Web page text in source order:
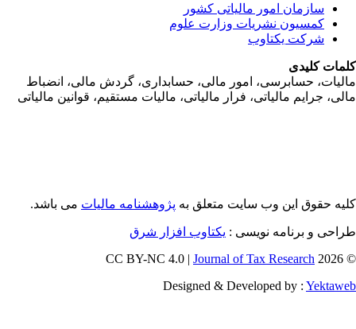
سازمان امور مالياتی کشور
کمسیون نشریات وزارت علوم
شرکت یکتاوب
کلیدی
حسابرسی، امور مالی، حسابداری، گردش مالی، انضباط
جرايم مالياتی، فرار مالياتی، ماليات مستقيم، قوانين مالياتی
حقوق این وب سایت متعلق بهپژوهشنامه مالیاتمی باشد.
و برنامه نویسی : یکتاوب افزار شرق
©
Journal of Tax Research
Designed & Developed by :